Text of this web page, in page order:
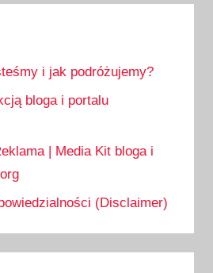
i jak podróżujemy?
bloga i portalu
| Media Kit bloga i
(Disclaimer)